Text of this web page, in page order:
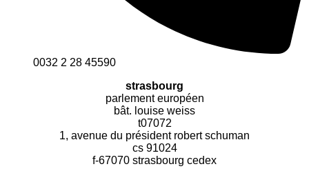
0032 2 28 45590
strasbourg
parlement européen
bât. louise weiss
t07072
1, avenue du président robert schuman
cs 91024
f-67070 strasbourg cedex